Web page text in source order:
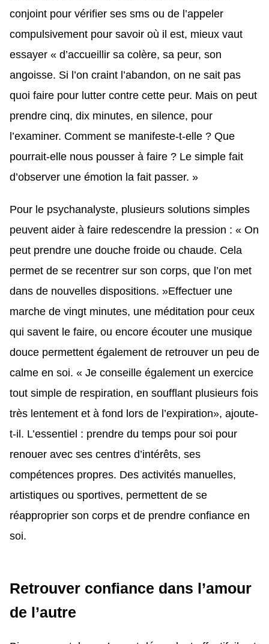
conjoint pour vérifier ses sms ou de l’appeler
compulsivement pour savoir où il est, mieux vaut
essayer « d’accueillir sa colère, sa peur, son
angoisse. Si l’on craint l’abandon, on ne sait pas
quoi faire pour lutter contre cette peur. Mais on peut
prendre cinq, dix minutes, en silence, pour
l’examiner. Comment se manifeste-t-elle ? Que
pourrait-elle nous pousser à faire ? Le simple fait
d’observer une émotion la fait passer. »
Pour le psychanalyste, plusieurs solutions simples
peuvent aider à faire redescendre la pression : « On
peut prendre une douche froide ou chaude. Cela
permet de se recentrer sur son corps, que l’on met
dans de nouvelles dispositions. »Effectuer une
marche de vingt minutes, une méditation pour ceux
qui savent le faire, ou encore écouter une musique
douce permettent également de retrouver un peu de
calme en soi. « Je conseille également un exercice
tout simple de respiration, en soufflant plusieurs fois
très lentement et à fond lors de l’expiration», ajoute-
t-il. L’essentiel : prendre du temps pour soi pour
renouer avec ses centres d’intérêts, ses
compétences propres. Des activités manuelles,
artistiques ou sportives, permettent de se
réapproprier son corps et de prendre confiance en
soi.
Retrouver confiance dans l’amour
de l’autre